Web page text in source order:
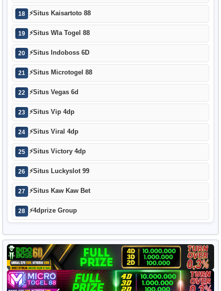
18 ⚡Situs Kaisartoto 88
19 ⚡Situs Wla Togel 88
20 ⚡Situs Indoboss 6D
21 ⚡Situs Microtogel 88
22 ⚡Situs Vegas 6d
23 ⚡Situs Vip 4dp
24 ⚡Situs Viral 4dp
25 ⚡Situs Victory 4dp
26 ⚡Situs Luckyslot 99
27 ⚡Situs Kaw Kaw Bet
28 ⚡4dprize Group